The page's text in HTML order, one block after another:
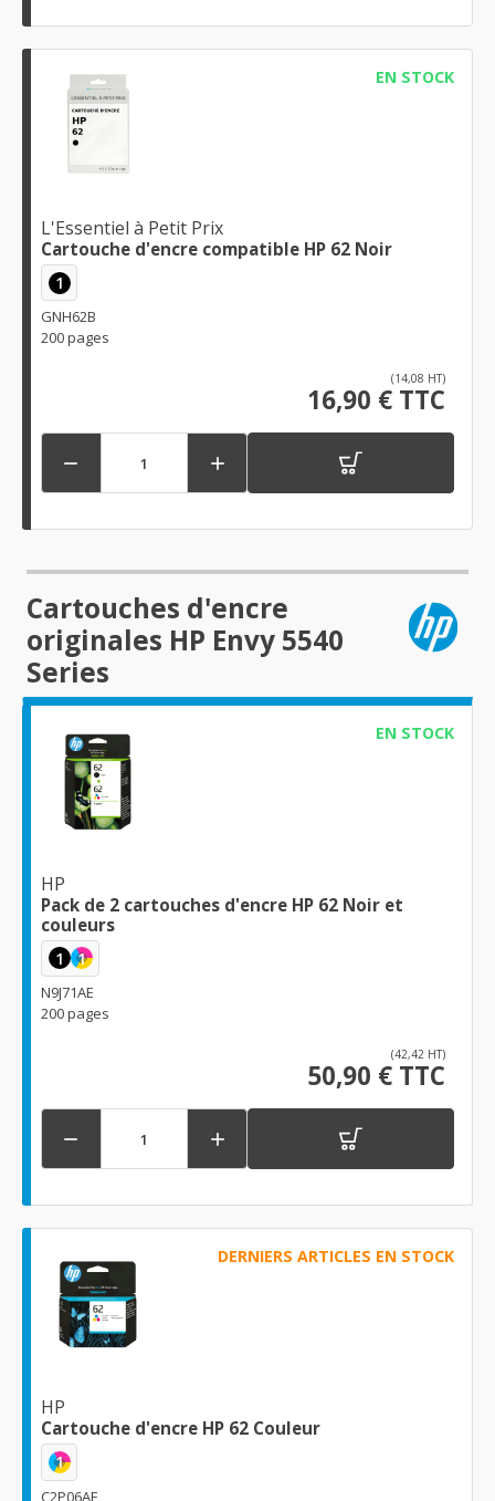
EN STOCK
L'Essentiel à Petit Prix
Cartouche d'encre compatible HP 62 Noir
1
GNH62B
200 pages
(14,08 HT)
16,90 € TTC
 
Cartouches d'encre
originales HP Envy 5540
Series
EN STOCK
HP
Pack de 2 cartouches d'encre HP 62 Noir et
couleurs
1 1
N9J71AE
200 pages
(42,42 HT)
50,90 € TTC
 
DERNIERS ARTICLES EN STOCK
HP
Cartouche d'encre HP 62 Couleur
1
C2P06AE